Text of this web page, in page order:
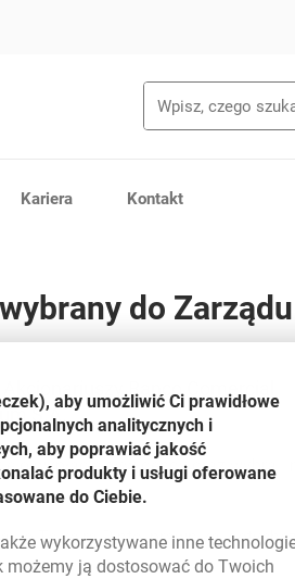
Kariera Kontakt
do Zarządu
Banco Comercial
S.A.
o wypłacie dywidendy oraz wybrali
Teixeira Pinto, prawnika,
aby umożliwić Ci prawidłowe
analitycznych i
aby poprawiać jakość
produkty i usługi oferowane
do Ciebie.
wykorzystywane inne
możemy ją dostosować do Twoich